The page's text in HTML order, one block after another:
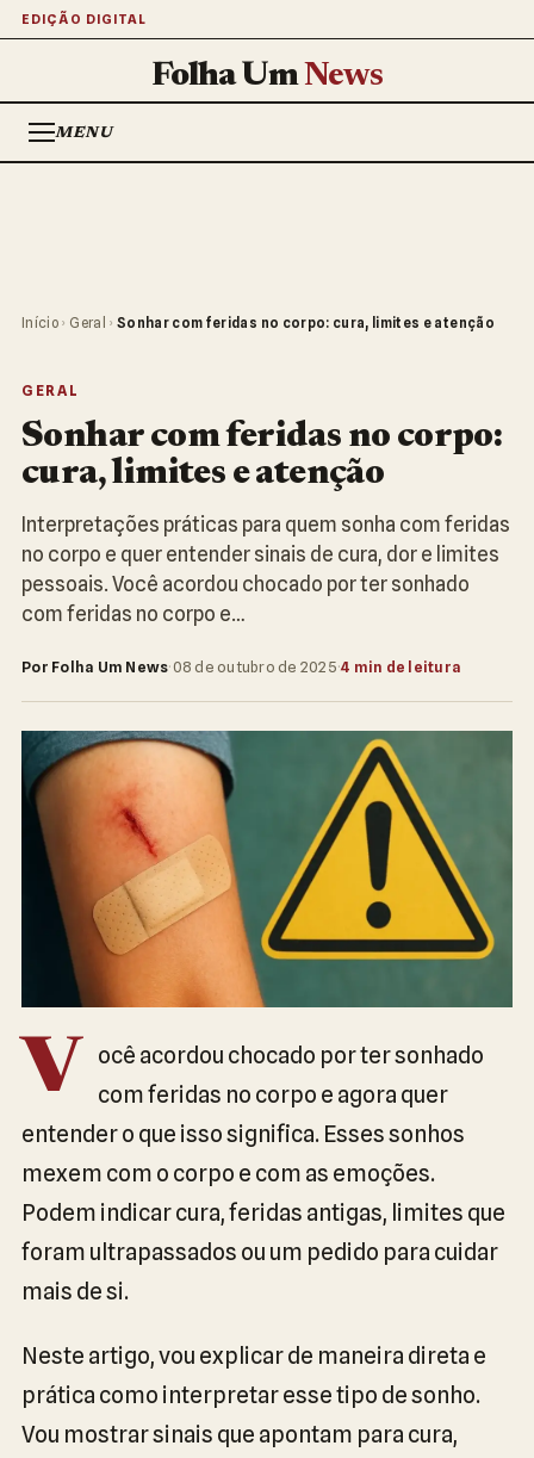
EDIÇÃO DIGITAL
Folha UmNews
MENU
Início › Geral › Sonhar com feridas no corpo: cura, limites e atenção
GERAL
Sonhar com feridas no corpo:
cura, limites e atenção
Interpretações práticas para quem sonha com feridas
no corpo e quer entender sinais de cura, dor e limites
pessoais. Você acordou chocado por ter sonhado
com feridas no corpo e…
Por Folha Um News·08 de outubro de 2025·4 min de leitura
V
ocê acordou chocado por ter sonhado
com feridas no corpo e agora quer
entender o que isso significa. Esses sonhos
mexem com o corpo e com as emoções.
Podem indicar cura, feridas antigas, limites que
foram ultrapassados ou um pedido para cuidar
mais de si.
Neste artigo, vou explicar de maneira direta e
prática como interpretar esse tipo de sonho.
Vou mostrar sinais que apontam para cura,